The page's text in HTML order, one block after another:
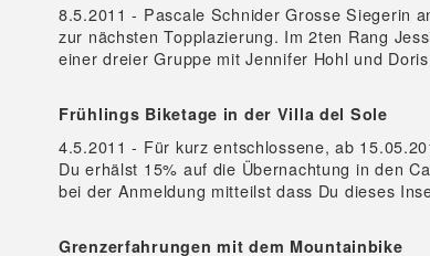
8.5.2011 - Pascale Schnider Grosse Siegerin
zur nächsten Topplazierung. Im 2ten Rang
einer dreier Gruppe mit Jennifer Hohl und
Frühlings Biketage in der Villa del Sole
4.5.2011 - Für kurz entschlossene, ab
Du erhälst 15% auf die Übernachtung in den
bei der Anmeldung mitteilst dass Du dieses
Grenzerfahrungen mit dem Mountainbike